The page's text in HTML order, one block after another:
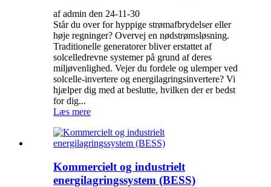
af admin den 24-11-30
Står du over for hyppige strømafbrydelser eller
høje regninger? Overvej en nødstrømsløsning.
Traditionelle generatorer bliver erstattet af
solcelledrevne systemer på grund af deres
miljøvenlighed. Vejer du fordele og ulemper ved
solcelle-invertere og energilagringsinvertere? Vi
hjælper dig med at beslutte, hvilken der er bedst
for dig...
Læs mere
Kommercielt og industrielt
energilagringssystem (BESS)